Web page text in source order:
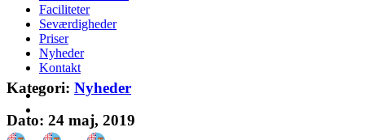
Faciliteter
Seværdigheder
Priser
Nyheder
Kontakt
Kategori: Nyheder
Dato: 24 maj, 2019